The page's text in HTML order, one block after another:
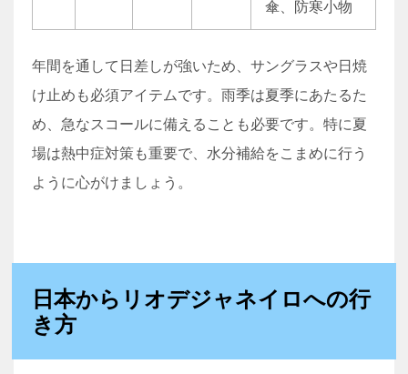
傘、防寒小物
年間を通して日差しが強いため、サングラスや日焼
け止めも必須アイテムです。雨季は夏季にあたるた
め、急なスコールに備えることも必要です。特に夏
場は熱中症対策も重要で、水分補給をこまめに行う
ように心がけましょう。
日本からリオデジャネイロへの行
き方